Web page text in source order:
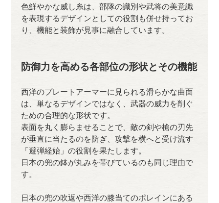
色鮮やかな威し糸は、部隊の識別や武将の美意識
を表現するデザインとしての役割も併せ持ってお
り、機能と装飾が見事に融合しています。
防御力を高める各部位の形状とその機能
西洋のプレートアーマーに見られる滑らかな曲面
は、単なるデザインではなく、武器の威力を削ぐ
ための合理的な形状です。
表面を丸く膨らませることで、敵の剣や槍の刃先
が垂直に当たるのを防ぎ、攻撃を横へと受け流す
「避弾経始」の役割を果たします。
日本の兜の鉢が丸みを帯びているのも同じ理由で
す。
日本の兜の吹返や西洋の膝当てのポレインにある